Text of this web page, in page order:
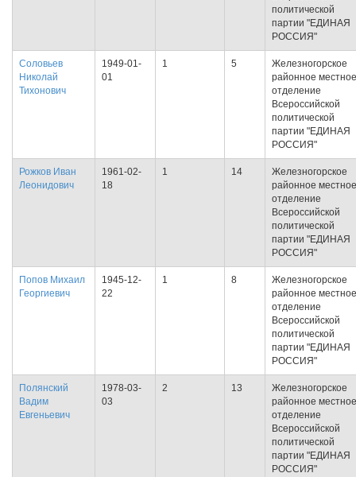
политической
партии "ЕДИНАЯ
РОССИЯ"
Соловьев
Николай
Тихонович
1949-01-
01
1 5
Железногорское
районное местное
отделение
Всероссийской
политической
партии "ЕДИНАЯ
РОССИЯ"
Рожков Иван
Леонидович
1961-02-
18
1 14
Железногорское
районное местное
отделение
Всероссийской
политической
партии "ЕДИНАЯ
РОССИЯ"
Попов Михаил
Георгиевич
1945-12-
22
1 8
Железногорское
районное местное
отделение
Всероссийской
политической
партии "ЕДИНАЯ
РОССИЯ"
Полянский
Вадим
Евгеньевич
1978-03-
03
2 13
Железногорское
районное местное
отделение
Всероссийской
политической
партии "ЕДИНАЯ
РОССИЯ"